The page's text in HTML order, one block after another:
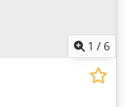
1 / 6